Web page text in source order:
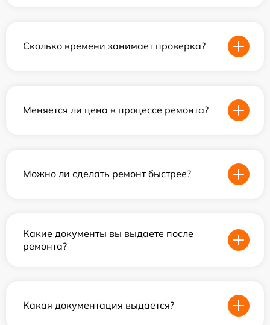
Сколько времени занимает проверка?
Меняется ли цена в процессе ремонта?
Можно ли сделать ремонт быстрее?
Какие документы вы выдаете после
ремонта?
Какая документация выдается?